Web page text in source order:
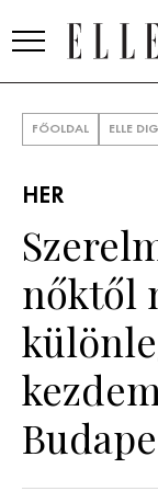
SZÉPSÉG
PSZICHÉ
ÉLETMÓD
FŐOLDAL ELLE
HER
nőktől